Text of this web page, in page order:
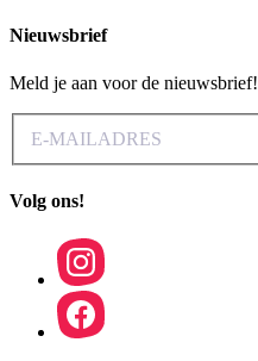
Nieuwsbrief
Meld je aan voor de nieuwsbrief!
Volg ons!